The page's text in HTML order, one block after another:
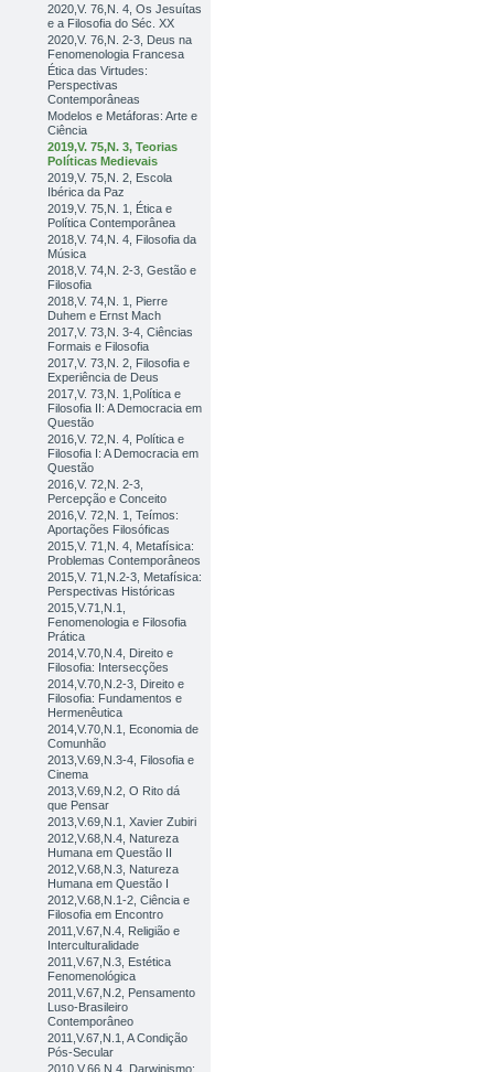
2020,V. 76,N. 4, Os Jesuítas
e a Filosofia do Séc. XX
2020,V. 76,N. 2-3, Deus na
Fenomenologia Francesa
Ética das Virtudes:
Perspectivas
Contemporâneas
Modelos e Metáforas: Arte e
Ciência
2019,V. 75,N. 3, Teorias
Políticas Medievais
2019,V. 75,N. 2, Escola
Ibérica da Paz
2019,V. 75,N. 1, Ética e
Política Contemporânea
2018,V. 74,N. 4, Filosofia da
Música
2018,V. 74,N. 2-3, Gestão e
Filosofia
2018,V. 74,N. 1, Pierre
Duhem e Ernst Mach
2017,V. 73,N. 3-4, Ciências
Formais e Filosofia
2017,V. 73,N. 2, Filosofia e
Experiência de Deus
2017,V. 73,N. 1,Política e
Filosofia II: A Democracia em
Questão
2016,V. 72,N. 4, Política e
Filosofia I: A Democracia em
Questão
2016,V. 72,N. 2-3,
Percepção e Conceito
2016,V. 72,N. 1, Teímos:
Aportações Filosóficas
2015,V. 71,N. 4, Metafísica:
Problemas Contemporâneos
2015,V. 71,N.2-3, Metafísica:
Perspectivas Históricas
2015,V.71,N.1,
Fenomenologia e Filosofia
Prática
2014,V.70,N.4, Direito e
Filosofia: Intersecções
2014,V.70,N.2-3, Direito e
Filosofia: Fundamentos e
Hermenêutica
2014,V.70,N.1, Economia de
Comunhão
2013,V.69,N.3-4, Filosofia e
Cinema
2013,V.69,N.2, O Rito dá
que Pensar
2013,V.69,N.1, Xavier Zubiri
2012,V.68,N.4, Natureza
Humana em Questão II
2012,V.68,N.3, Natureza
Humana em Questão I
2012,V.68,N.1-2, Ciência e
Filosofia em Encontro
2011,V.67,N.4, Religião e
Interculturalidade
2011,V.67,N.3, Estética
Fenomenológica
2011,V.67,N.2, Pensamento
Luso-Brasileiro
Contemporâneo
2011,V.67,N.1, A Condição
Pós-Secular
2010,V.66,N.4, Darwinismo: